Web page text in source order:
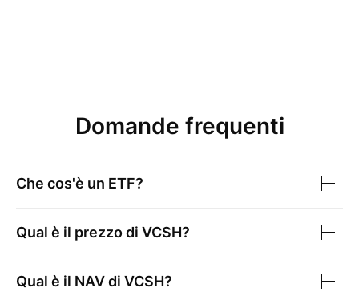
Domande frequenti
Che cos'è un ETF?
Qual è il prezzo di VCSH?
Qual è il NAV di VCSH?